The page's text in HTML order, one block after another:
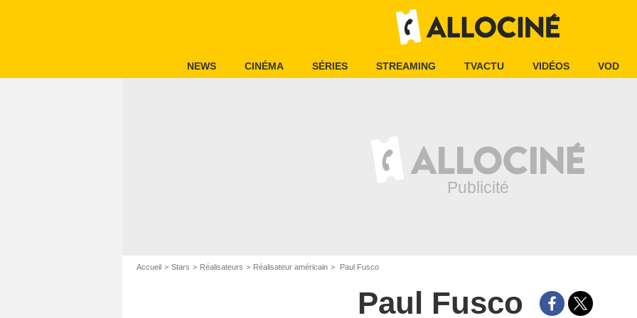
NEWS CINÉMA SÉRIES STREAMING TVACTU VIDÉOS VOD
Accueil Stars Réalisateurs Réalisateur américain Paul Fusco
Paul Fusco